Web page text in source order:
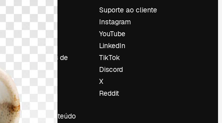
Sobre nós
Emprego
Tendências de
pesquisa
Blog
Vender conteúdo
Suporte ao cliente
Instagram
YouTube
LinkedIn
TikTok
Discord
X
Reddit